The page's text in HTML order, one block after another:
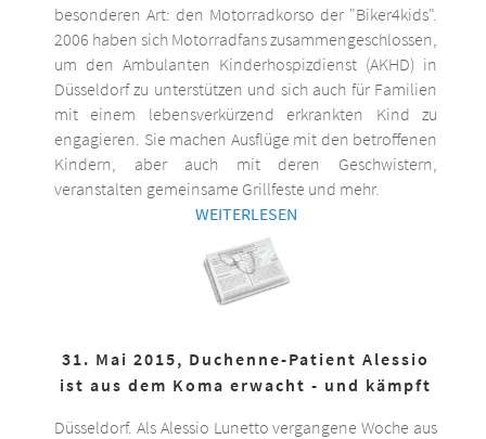
besonderen Art: den Motorradkorso der "Biker4kids".
2006 haben sich Motorradfans zusammengeschlossen,
um den Ambulanten Kinderhospizdienst (AKHD) in
Düsseldorf zu unterstützen und sich auch für Familien
mit einem lebensverkürzend erkrankten Kind zu
engagieren. Sie machen Ausflüge mit den betroffenen
Kindern, aber auch mit deren Geschwistern,
veranstalten gemeinsame Grillfeste und mehr.
WEITERLESEN
31. Mai 2015, Duchenne-Patient Alessio
ist aus dem Koma erwacht - und kämpft
Düsseldorf. Als Alessio Lunetto vergangene Woche aus